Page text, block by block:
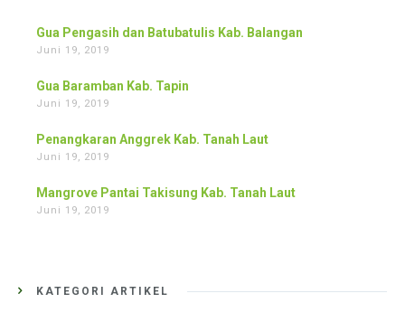
Gua Pengasih dan Batubatulis Kab. Balangan
Juni 19, 2019
Gua Baramban Kab. Tapin
Juni 19, 2019
Penangkaran Anggrek Kab. Tanah Laut
Juni 19, 2019
Mangrove Pantai Takisung Kab. Tanah Laut
Juni 19, 2019
KATEGORI ARTIKEL